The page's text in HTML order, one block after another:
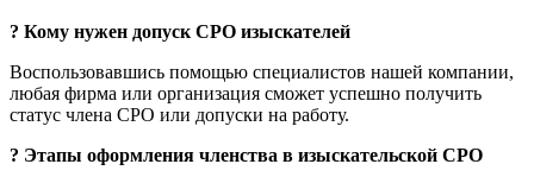
? Кому нужен допуск СРО изыскателей
Воспользовавшись помощью специалистов нашей компании,
любая фирма или организация сможет успешно получить
статус члена СРО или допуски на работу.
? Этапы оформления членства в изыскательской СРО